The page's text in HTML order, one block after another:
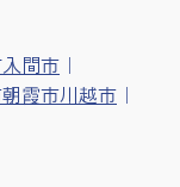
入間市
朝霞市川越市